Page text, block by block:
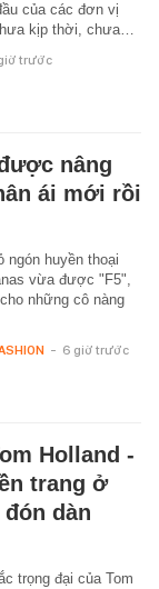
của các đơn vị
kịp thời, chưa…
trước
nâng
ái mới rồi
ngón huyền thoại
vừa được "F5",
những cô nàng
- 6 giờ trước
Holland -
trang ở
dàn
trọng đại của Tom